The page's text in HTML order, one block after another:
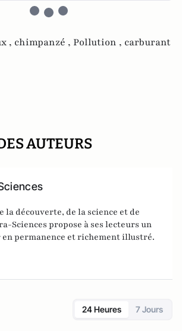
, chimpanzé , Pollution , carburant
AUTEURS
la découverte, de la science et de
Sciences propose à ses lecteurs un
en permanence et richement illustré.
24 Heures 7 Jours